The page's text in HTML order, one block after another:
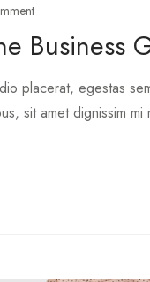
Business
placerat, egestas
sit amet dignissim mi